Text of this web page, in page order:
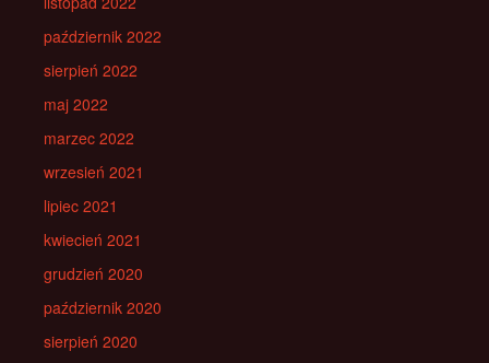
październik 2022
sierpień 2022
maj 2022
marzec 2022
wrzesień 2021
lipiec 2021
kwiecień 2021
grudzień 2020
październik 2020
sierpień 2020